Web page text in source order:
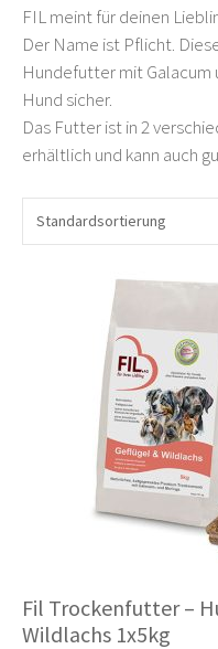
FIL meint für deinen
Der Name ist Pflicht.
Hundefutter mit Galacum
Hund sicher.
Das Futter ist in 2
erhältlich und kann auch
Fil Trockenfutter –
Wildlachs 1x5kg